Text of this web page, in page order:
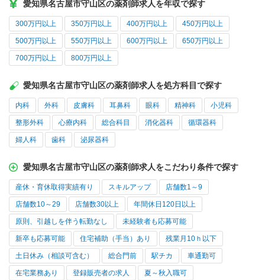
愛知県名古屋市守山区の薬剤師求人を年収で探す
300万円以上 350万円以上 400万円以上 450万円以上
500万円以上 550万円以上 600万円以上 650万円以上
700万円以上 800万円以上
愛知県名古屋市守山区の薬剤師求人を処方科目で探す
内科 外科 皮膚科 耳鼻科 眼科 精神科 小児科
整形外科 心療内科 総合科目 消化器科 循環器科
婦人科 歯科 泌尿器科
愛知県名古屋市守山区の薬剤師求人をこだわり条件で探す
産休・育休取得実績有り スキルアップ 店舗数1～9
店舗数10～29 店舗数30以上 年間休日120日以上
原則、引越しを伴う転勤なし 未経験者も応募可能
新卒も応募可能 住宅補助（手当）あり 残業月10ｈ以下
土日休み（相談可含む） 総合門前 駅チカ 車通勤可
在宅業務あり 登録販売者の求人 夏～秋入職可